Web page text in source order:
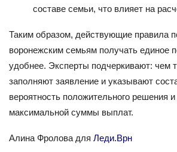
составе семьи, что влияет на
Таким образом, действующие правила
воронежским семьям получать единое
удобнее. Эксперты подчеркивают: чем
заполняют заявление и указывают
вероятность положительного решения
максимальной суммы выплат.
Алина Фролова для Леди.Врн